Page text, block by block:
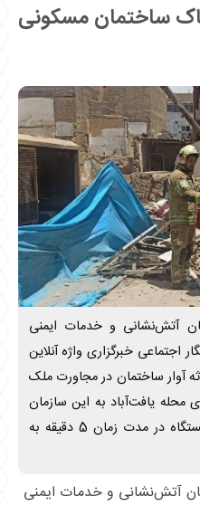
ساختمان مسکونی
آتش‌نشانی و خدمات ایمنی
اجتماعی خبرگزاری واژه آنلاین
امروز حادثه آوار ساختمان در مجاورت ملک
محله یافت‌آباد به این سازمان
گزارش داده شد که بلافاصله 2 ایستگاه در مدت زمان 5 دقیقه به
آتش‌نشانی و خدمات ایمنی